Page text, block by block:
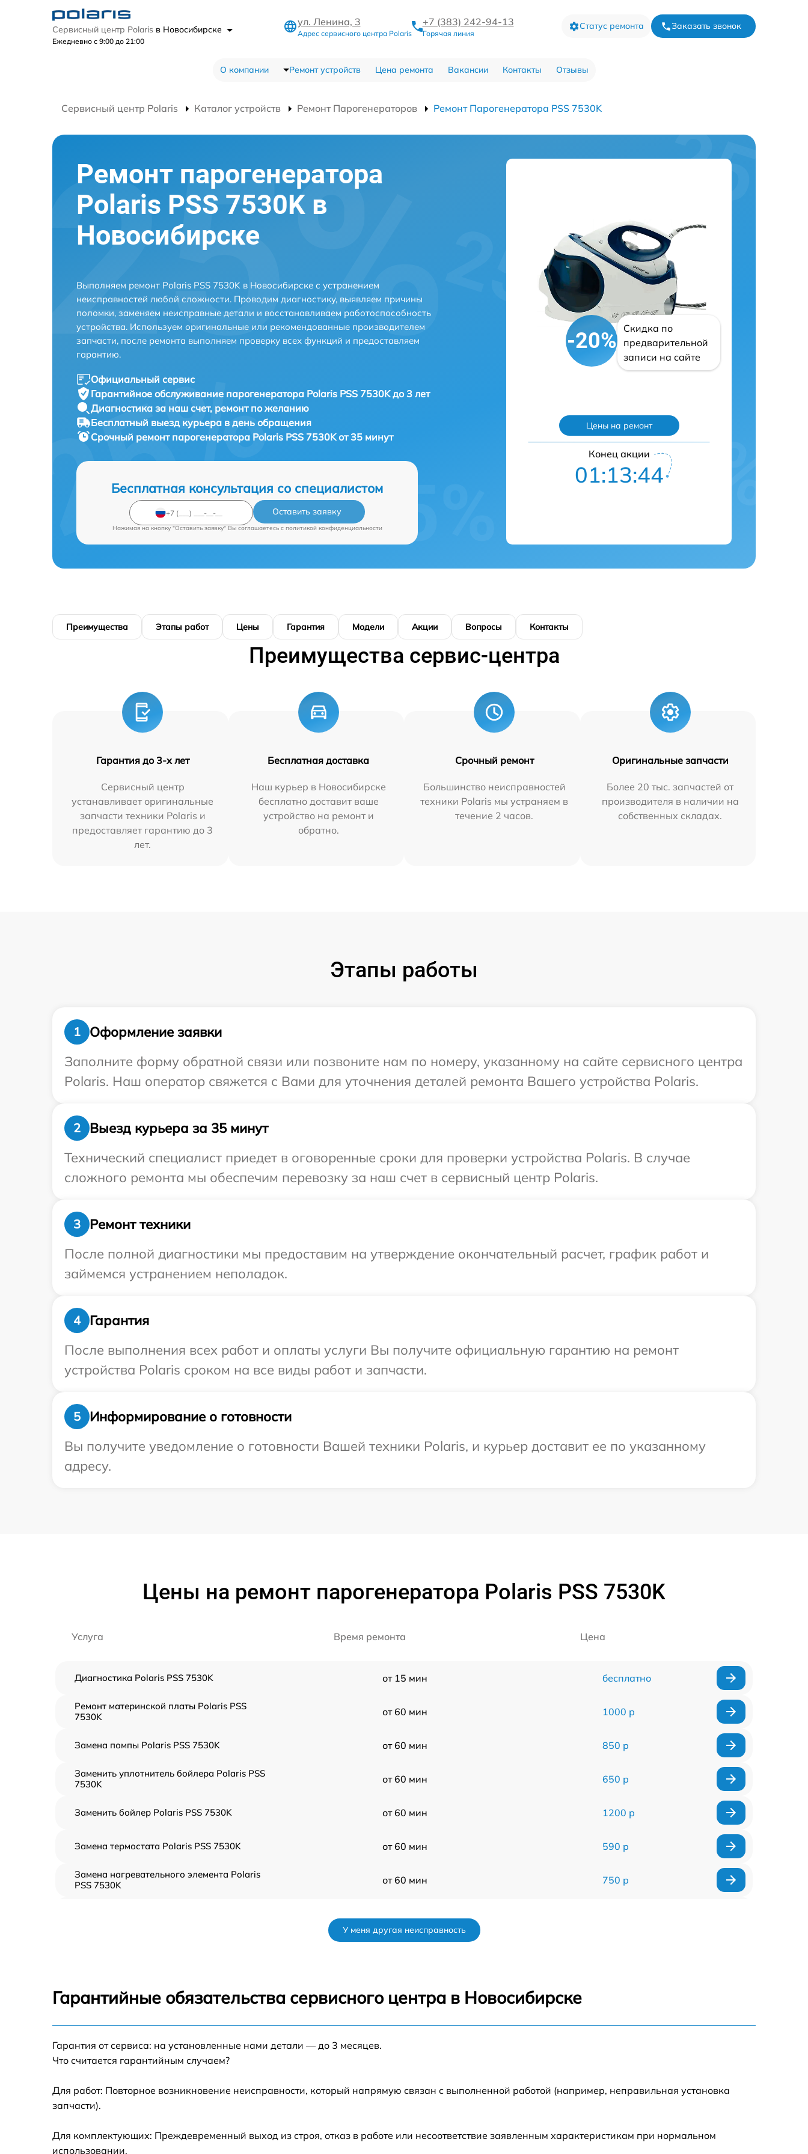
Сервисный центр Polaris в Новосибирске
Ежедневно с 9:00 до 21:00
ул. Ленина, 3
Адрес сервисного центра Polaris
+7 (383) 242-94-13
Горячая линия
Статус ремонта Заказать звонок
О компании Ремонт устройств Цена ремонта Вакансии Контакты Отзывы
Сервисный центр Polaris Каталог устройств Ремонт Парогенераторов Ремонт Парогенератора PSS 7530K
Ремонт парогенератора
Polaris PSS 7530K в
Новосибирске
Выполняем ремонт Polaris PSS 7530K в Новосибирске с устранением
неисправностей любой сложности. Проводим диагностику, выявляем причины
поломки, заменяем неисправные детали и восстанавливаем работоспособность
устройства. Используем оригинальные или рекомендованные производителем
запчасти, после ремонта выполняем проверку всех функций и предоставляем
гарантию.
Официальный сервис
Гарантийное обслуживание парогенератора Polaris PSS 7530K до 3 лет
Диагностика за наш счет, ремонт по желанию
Бесплатный выезд курьера в день обращения
Срочный ремонт парогенератора Polaris PSS 7530K от 35 минут
Бесплатная консультация со специалистом
Оставить заявку
Нажимая на кнопку "Оставить заявку" Вы соглашаетесь c политикой конфиденциальности
-20%
Скидка по
предварительной
записи на сайте
Цены на ремонт
Конец акции
01:13:43
Преимущества Этапы работ Цены Гарантия Модели Акции Вопросы Контакты
Преимущества сервис-центра
Гарантия до 3-х лет
Сервисный центр
устанавливает оригинальные
запчасти техники Polaris и
предоставляет гарантию до 3
лет.
Бесплатная доставка
Наш курьер в Новосибирске
бесплатно доставит ваше
устройство на ремонт и
обратно.
Срочный ремонт
Большинство неисправностей
техники Polaris мы устраняем в
течение 2 часов.
Оригинальные запчасти
Более 20 тыс. запчастей от
производителя в наличии на
собственных складах.
Этапы работы
1
Оформление заявки
Заполните форму обратной связи или позвоните нам по номеру, указанному на сайте сервисного центра
Polaris. Наш оператор свяжется с Вами для уточнения деталей ремонта Вашего устройства Polaris.
2
Выезд курьера за 35 минут
Технический специалист приедет в оговоренные сроки для проверки устройства Polaris. В случае
сложного ремонта мы обеспечим перевозку за наш счет в сервисный центр Polaris.
3
Ремонт техники
После полной диагностики мы предоставим на утверждение окончательный расчет, график работ и
займемся устранением неполадок.
4
Гарантия
После выполнения всех работ и оплаты услуги Вы получите официальную гарантию на ремонт
устройства Polaris сроком на все виды работ и запчасти.
5
Информирование о готовности
Вы получите уведомление о готовности Вашей техники Polaris, и курьер доставит ее по указанному
адресу.
Цены на ремонт парогенератора Polaris PSS 7530K
Услуга Время ремонта Цена
Диагностика Polaris PSS 7530K от 15 мин бесплатно
Ремонт материнской платы Polaris PSS
7530K
от 60 мин 1000 р
Замена помпы Polaris PSS 7530K от 60 мин 850 р
Заменить уплотнитель бойлера Polaris PSS
7530K
от 60 мин 650 р
Заменить бойлер Polaris PSS 7530K от 60 мин 1200 р
Замена термостата Polaris PSS 7530K от 60 мин 590 р
Замена нагревательного элемента Polaris
PSS 7530K
от 60 мин 750 р
Корпусный ремонт (замена резинок,
креплений, кнопок) Polaris PSS 7530K
Ремонт/замена датчика температуры Polaris
У меня другая неисправность
Гарантийные обязательства сервисного центра в Новосибирске
Гарантия от сервиса: на установленные нами детали — до 3 месяцев.
Что считается гарантийным случаем?
Для работ: Повторное возникновение неисправности, который напрямую связан с выполненной работой (например, неправильная установка
запчасти).
Для комплектующих: Преждевременный выход из строя, отказ в работе или несоответствие заявленным характеристикам при нормальном
использовании.